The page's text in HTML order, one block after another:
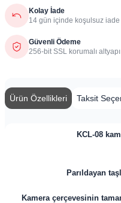
Kolay İade
14 gün içinde koşulsuz iade
Güvenli Ödeme
256-bit SSL korumalı altyapı
Ürün Özellikleri Taksit
KCL-08
Parıldayan
Kamera çerçevesinin